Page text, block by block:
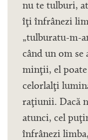
nu te tulburi,
îţi înfrânezi
„tulburatu-m-
când un om se
minţii, el poate
celorlalţi
raţiunii. Dacă
atunci, cel
înfrânezi